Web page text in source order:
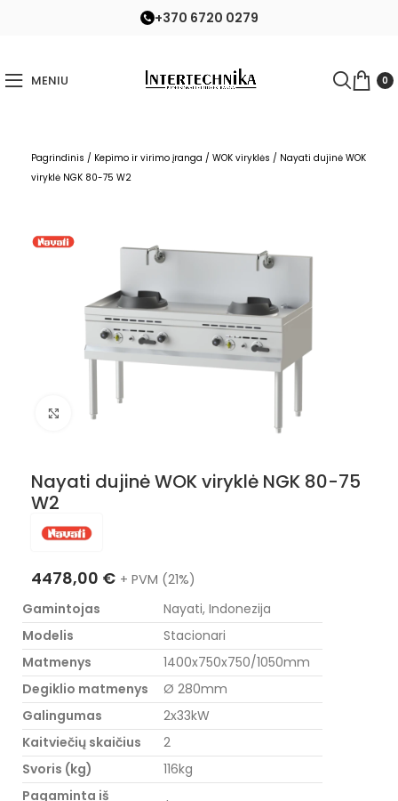
+370 6720 0279
MENIU 0
Pagrindinis / Kepimo ir virimo įranga / WOK viryklės / Nayati dujinė WOK
viryklė NGK 80-75 W2
Nuotraukos padidinimas
Nayati dujinė WOK viryklė NGK 80-75
W2
4478,00 € + PVM (21%)
Gamintojas
Nayati, Indonezija
Modelis
Stacionari
Matmenys
1400x750x750/1050mm
Degiklio matmenys
Ø 280mm
Galingumas
2x33kW
Kaitviečių skaičius
2
Svoris (kg)
116kg
Pagaminta iš